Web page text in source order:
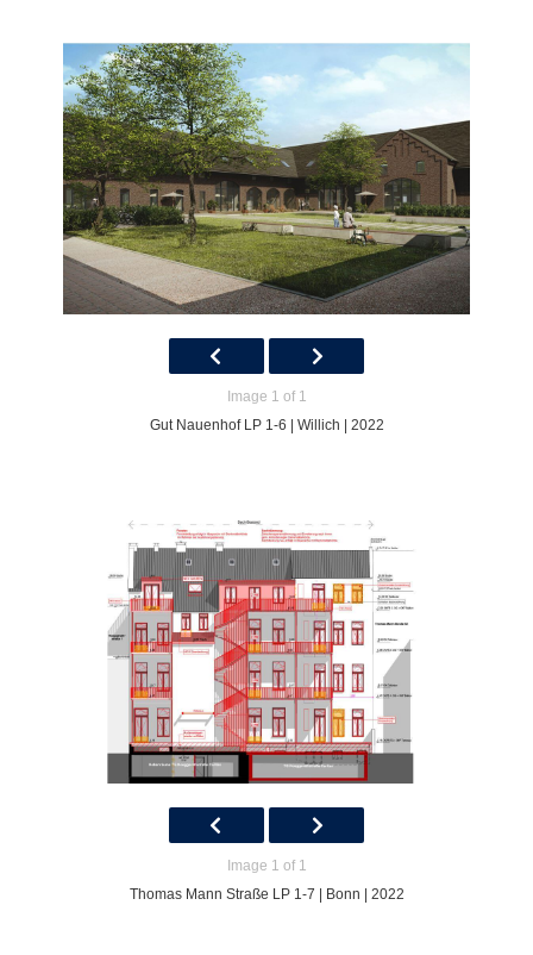
Image 1 of 1
Gut Nauenhof LP 1-6 | Willich | 2022
Image 1 of 1
Thomas Mann Straße LP 1-7 | Bonn | 2022